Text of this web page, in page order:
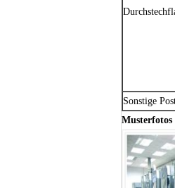
Sonstige
Musterfotos